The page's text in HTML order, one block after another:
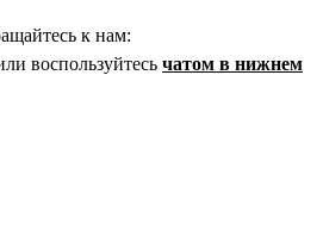
к нам:
воспользуйтесь чатом в нижнем